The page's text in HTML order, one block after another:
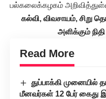
பல்கலைக்கழகம்
கல்வி, விவசாயம், சிறு
அளிக்கும்
Read More
துப்பாக்கி முனையில்
மீனவர்கள் 12 பேர் கைது